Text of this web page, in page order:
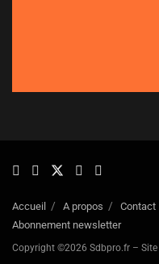
Accueil A propos Contact
Abonnement newsletter
Copyright ©2026 Sdbpro.fr –